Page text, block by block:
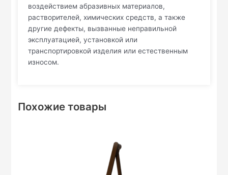
воздействием абразивных материалов,
растворителей, химических средств, а также
другие дефекты, вызванные неправильной
эксплуатацией, установкой или
транспортировкой изделия или естественным
износом.
Похожие товары